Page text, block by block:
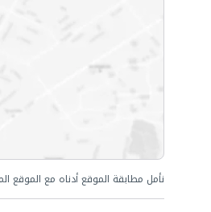
نأمل مطابقة الموقع أدناه مع الموقع